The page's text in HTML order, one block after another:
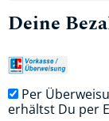
Deine
Per
erhältst Du per